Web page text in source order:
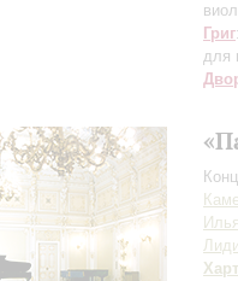
Григ
для